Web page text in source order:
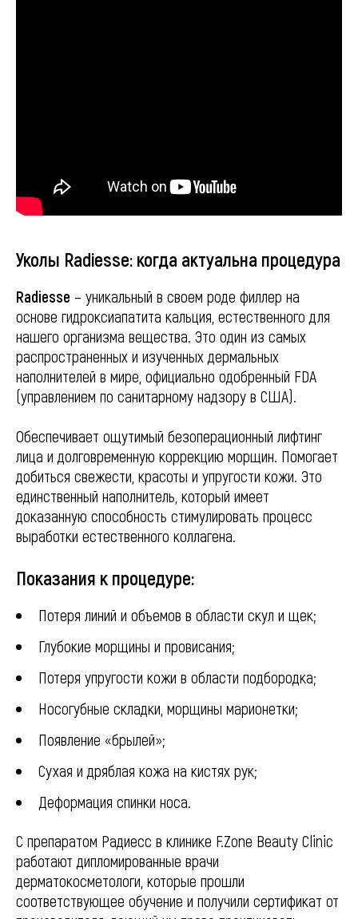
Уколы Radiesse: когда актуальна процедура
Radiesse – уникальный в своем роде филлер на
основе гидроксиапатита кальция, естественного для
нашего организма вещества. Это один из самых
распространенных и изученных дермальных
наполнителей в мире, официально одобренный FDA
(управлением по санитарному надзору в США).
Обеспечивает ощутимый безоперационный лифтинг
лица и долговременную коррекцию морщин. Помогает
добиться свежести, красоты и упругости кожи. Это
единственный наполнитель, который имеет
доказанную способность стимулировать процесс
выработки естественного коллагена.
Показания к процедуре:
Потеря линий и объемов в области скул и щек;
Глубокие морщины и провисания;
Потеря упругости кожи в области подбородка;
Носогубные складки, морщины марионетки;
Появление «брылей»;
Сухая и дряблая кожа на кистях рук;
Деформация спинки носа.
С препаратом Радиесс в клинике F.Zone Beauty Clinic
работают дипломированные врачи
дерматокосметологи, которые прошли
соответствующее обучение и получили сертификат от